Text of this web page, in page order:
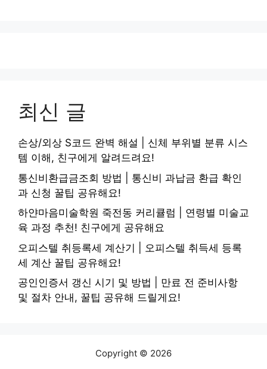
최신 글
손상/외상 S코드 완벽 해설 | 신체 부위별 분류 시스
템 이해, 친구에게 알려드려요!
통신비환급금조회 방법 | 통신비 과납금 환급 확인
과 신청 꿀팁 공유해요!
하얀마음미술학원 죽전동 커리큘럼 | 연령별 미술교
육 과정 추천! 친구에게 공유해요
오피스텔 취등록세 계산기 | 오피스텔 취득세 등록
세 계산 꿀팁 공유해요!
공인인증서 갱신 시기 및 방법 | 만료 전 준비사항
및 절차 안내, 꿀팁 공유해 드릴게요!
Copyright © 2026